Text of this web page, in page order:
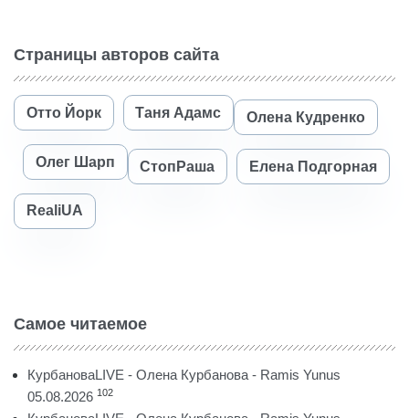
Страницы авторов сайта
Отто Йорк Таня Адамс Олена Кудренко
Олег Шарп СтопРаша Елена Подгорная
RealiUA
Самое читаемое
КурбановаLIVE - Олена Курбанова - Ramis Yunus
05.08.2026 102